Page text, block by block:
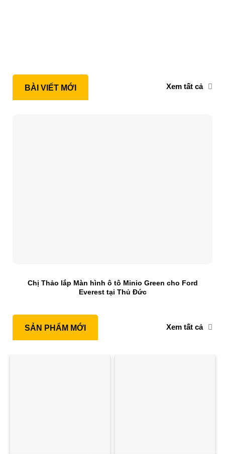
BÀI VIẾT MỚI Xem tất cả
Chị Thảo lắp Màn hình ô tô Minio Green cho Ford
Everest tại Thủ Đức
SẢN PHẨM MỚI Xem tất cả